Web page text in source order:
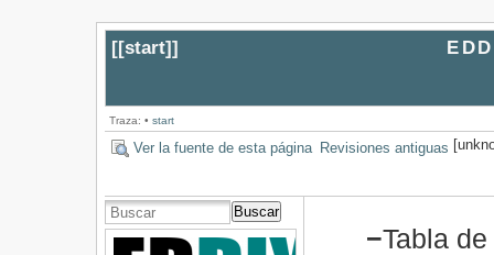
[[start]]
Traza: • start
Ver la fuente de esta página Revisiones antiguas
Buscar
−Tabla